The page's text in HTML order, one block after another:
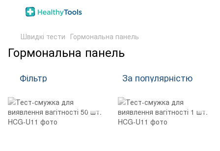
Швидкі тести Гормональна панель
Гормональна панель
Фільтр За популярністю